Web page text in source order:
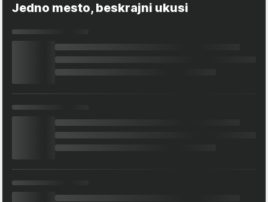
Jedno mesto, beskrajni ukusi